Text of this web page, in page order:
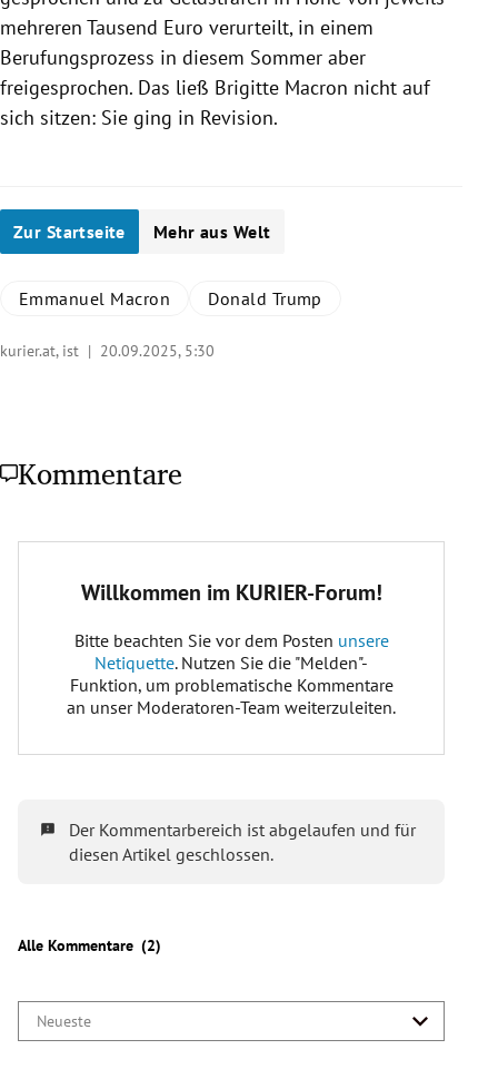
mehreren Tausend Euro verurteilt, in einem
Berufungsprozess in diesem Sommer aber
freigesprochen. Das ließ Brigitte Macron nicht auf
sich sitzen: Sie ging in Revision.
Zur Startseite Mehr aus Welt
Emmanuel Macron Donald Trump
kurier.at, ist | 20.09.2025, 5:30
Kommentare